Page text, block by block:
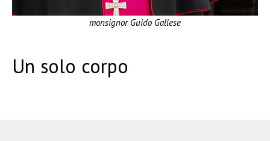
monsignor Guido Gallese
Un solo corpo